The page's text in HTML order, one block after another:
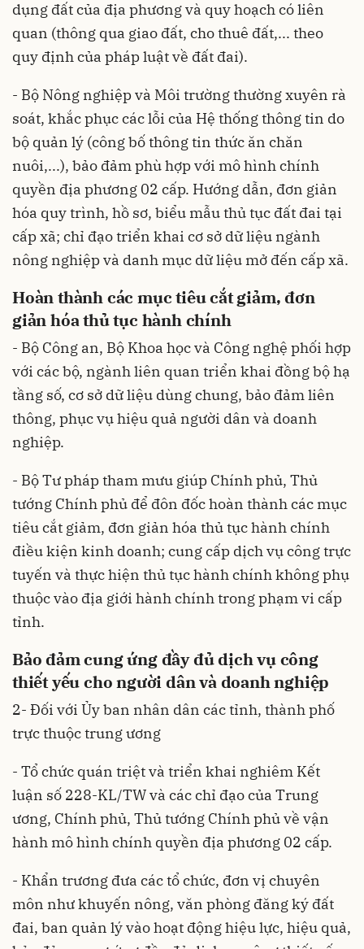
dụng đất của địa phương và quy hoạch có liên
quan (thông qua giao đất, cho thuê đất,... theo
quy định của pháp luật về đất đai).
- Bộ Nông nghiệp và Môi trường thường xuyên rà
soát, khắc phục các lỗi của Hệ thống thông tin do
bộ quản lý (công bố thông tin thức ăn chăn
nuôi,...), bảo đảm phù hợp với mô hình chính
quyền địa phương 02 cấp. Hướng dẫn, đơn giản
hóa quy trình, hồ sơ, biểu mẫu thủ tục đất đai tại
cấp xã; chỉ đạo triển khai cơ sở dữ liệu ngành
nông nghiệp và danh mục dữ liệu mở đến cấp xã.
Hoàn thành các mục tiêu cắt giảm, đơn
giản hóa thủ tục hành chính
- Bộ Công an, Bộ Khoa học và Công nghệ phối hợp
với các bộ, ngành liên quan triển khai đồng bộ hạ
tầng số, cơ sở dữ liệu dùng chung, bảo đảm liên
thông, phục vụ hiệu quả người dân và doanh
nghiệp.
- Bộ Tư pháp tham mưu giúp Chính phủ, Thủ
tướng Chính phủ để đôn đốc hoàn thành các mục
tiêu cắt giảm, đơn giản hóa thủ tục hành chính
điều kiện kinh doanh; cung cấp dịch vụ công trực
tuyến và thực hiện thủ tục hành chính không phụ
thuộc vào địa giới hành chính trong phạm vi cấp
tỉnh.
Bảo đảm cung ứng đầy đủ dịch vụ công
thiết yếu cho người dân và doanh nghiệp
2- Đối với Ủy ban nhân dân các tỉnh, thành phố
trực thuộc trung ương
- Tổ chức quán triệt và triển khai nghiêm Kết
luận số 228-KL/TW và các chỉ đạo của Trung
ương, Chính phủ, Thủ tướng Chính phủ về vận
hành mô hình chính quyền địa phương 02 cấp.
- Khẩn trương đưa các tổ chức, đơn vị chuyên
môn như khuyến nông, văn phòng đăng ký đất
đai, ban quản lý vào hoạt động hiệu lực, hiệu quả,